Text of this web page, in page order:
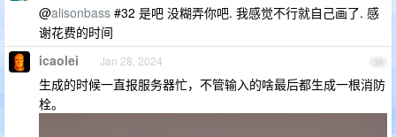
@alisonbass #32 是吧 没糊弄你吧. 我感觉不行就自己画了. 感
谢花费的时间
39
icaolei Jan 28, 2024
生成的时候一直报服务器忙，不管输入的啥最后都生成一根消防
栓。